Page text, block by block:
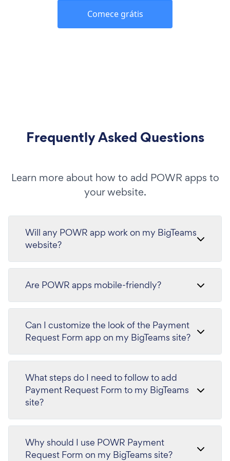
Comece grátis
Frequently Asked Questions
Learn more about how to add POWR apps to
your website.
Will any POWR app work on my BigTeams
website?
Are POWR apps mobile-friendly?
Can I customize the look of the Payment
Request Form app on my BigTeams site?
What steps do I need to follow to add
Payment Request Form to my BigTeams
site?
Why should I use POWR Payment
Request Form on my BigTeams site?